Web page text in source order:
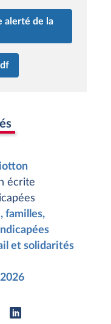
alerté de la
écrite
familles,
et solidarités